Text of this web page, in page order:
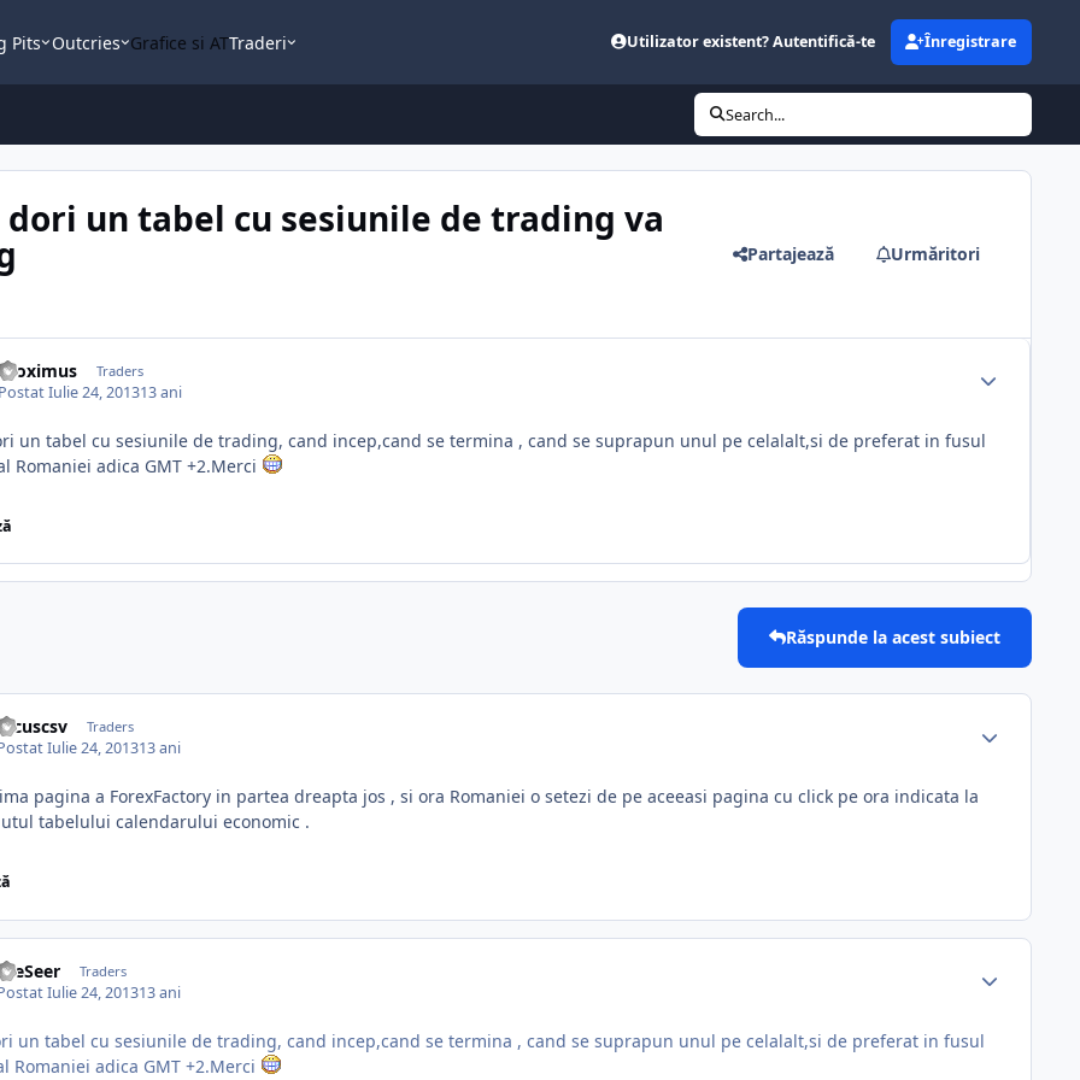
Pits Outcries Grafice si ATTraderi Utilizator existent? Autentifică-te Înregistrare
Search...
dori un tabel cu sesiunile de trading va
Partajează Urmăritori
Traders
Iulie 24, 201313 ani
un tabel cu sesiunile de trading, cand incep,cand se termina , cand se suprapun unul pe celalalt,si de preferat in fusul
Romaniei adica GMT +2.Merci
Răspunde la acest subiect
Traders
Iulie 24, 201313 ani
pagina a ForexFactory in partea dreapta jos , si ora Romaniei o setezi de pe aceeasi pagina cu click pe ora indicata la
tabelului calendarului economic .
Traders
Iulie 24, 201313 ani
un tabel cu sesiunile de trading, cand incep,cand se termina , cand se suprapun unul pe celalalt,si de preferat in fusul
Romaniei adica GMT +2.Merci